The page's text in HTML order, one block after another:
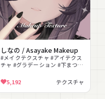
しなの / Asayake Makeup
#メイクテクスチャ #アイテクス
チャ #グラデーション #下まつ毛
変え #清楚 #上品
5,192 テクスチャ